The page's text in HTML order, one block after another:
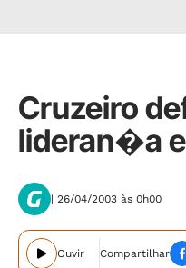
Cruzeiro
lideran�a
| 26/04/2003 às 0h00
Ouvir Compartilhar